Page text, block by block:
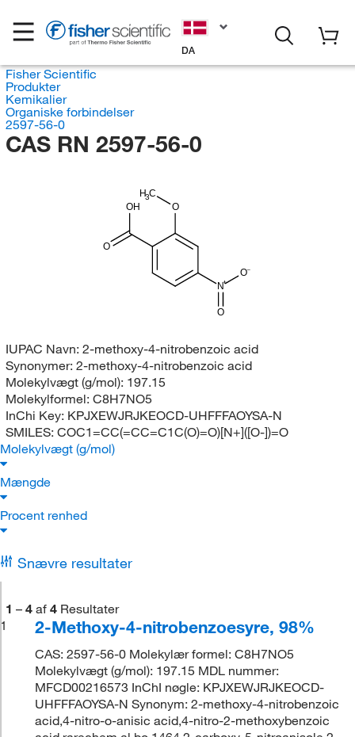
DA
Fisher Scientific
Produkter
Kemikalier
Organiske forbindelser
2597-56-0
CAS RN 2597-56-0
H3C
O
OH
O
N
O
O
IUPAC Navn: 2-methoxy-4-nitrobenzoic acid
Synonymer: 2-methoxy-4-nitrobenzoic acid
Molekylvægt (g/mol): 197.15
Molekylformel: C8H7NO5
InChi Key: KPJXEWJRJKEOCD-UHFFFAOYSA-N
SMILES: COC1=CC(=CC=C1C(O)=O)[N+]([O-])=O
Molekylvægt (g/mol)
Mængde
Procent renhed
Snævre resultater
1 – 4 af 4 Resultater
1
2-Methoxy-4-nitrobenzoesyre, 98%
CAS: 2597-56-0 Molekylær formel: C8H7NO5
Molekylvægt (g/mol): 197.15 MDL nummer:
MFCD00216573 InChI nøgle: KPJXEWJRJKEOCD-
UHFFFAOYSA-N Synonym: 2-methoxy-4-nitrobenzoic
acid,4-nitro-o-anisic acid,4-nitro-2-methoxybenzoic